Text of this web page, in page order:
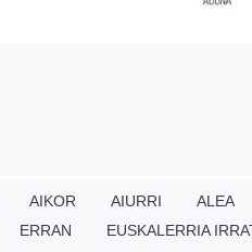
AIKOR AIURRI ALEA
ERRAN EUSKALERRIA